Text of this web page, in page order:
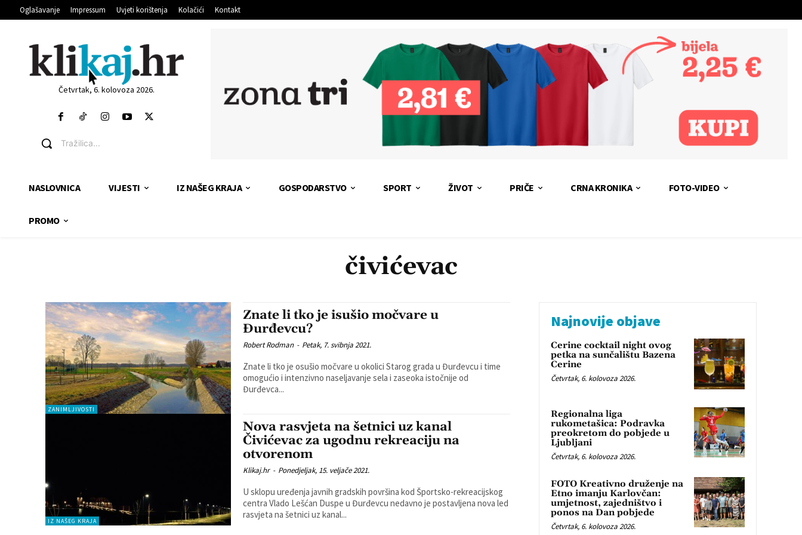
Oglašavanje Impressum Uvjeti korištenja Kolačići Kontakt
Četvrtak, 6. kolovoza 2026.
Tražilica...
NASLOVNICA VIJESTI IZ NAŠEG KRAJA GOSPODARSTVO SPORT ŽIVOT PRIČE CRNA KRONIKA FOTO-VIDEO
PROMO
čivićevac
ZANIMLJIVOSTI
Znate li tko je isušio močvare u
Đurđevcu?
Robert Rodman - Petak, 7. svibnja 2021.
Znate li tko je osušio močvare u okolici Starog grada u Đurđevcu i time
omogućio i intenzivno naseljavanje sela i zaseoka istočnije od
Đurđevca...
IZ NAŠEG KRAJA
Nova rasvjeta na šetnici uz kanal
Čivićevac za ugodnu rekreaciju na
otvorenom
Klikaj.hr - Ponedjeljak, 15. veljače 2021.
U sklopu uređenja javnih gradskih površina kod Športsko-rekreacijskog
centra Vlado Lešćan Duspe u Đurđevcu nedavno je postavljena nova led
rasvjeta na šetnici uz kanal...
Najnovije objave
Cerine cocktail night ovog
petka na sunčalištu Bazena
Cerine
Četvrtak, 6. kolovoza 2026.
Regionalna liga
rukometašica: Podravka
preokretom do pobjede u
Ljubljani
Četvrtak, 6. kolovoza 2026.
FOTO Kreativno druženje na
Etno imanju Karlovčan:
umjetnost, zajedništvo i
ponos na Dan pobjede
Četvrtak, 6. kolovoza 2026.